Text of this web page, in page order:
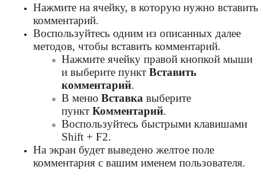
Нажмите на ячейку, в которую нужно вставить
комментарий.
Воспользуйтесь одним из описанных далее
методов, чтобы вставить комментарий.
Нажмите ячейку правой кнопкой мыши
и выберите пункт Вставить
комментарий.
В меню Вставка выберите
пункт Комментарий.
Воспользуйтесь быстрыми клавишами
Shift + F2.
На экран будет выведено желтое поле
комментария с вашим именем пользователя.